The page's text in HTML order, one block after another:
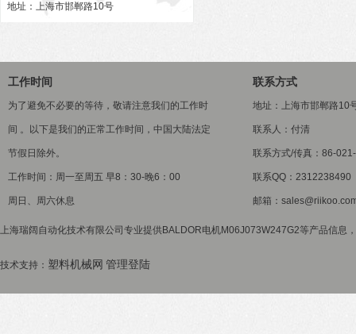
地址：上海市邯郸路10号
工作时间
为了避免不必要的等待，敬请注意我们的工作时
间 。以下是我们的正常工作时间，中国大陆法定
节假日除外。
工作时间：周一至周五 早8：30-晚6：00
周日、周六休息
联系方式
地址：上海市邯郸路10
联系人：付清
联系方式/传真：86-
联系QQ：2312238490
邮箱：
上海瑞阔自动化技术有限公司专业提供BALDOR电机M06J073W247G2等产品信息
技术支持： 塑料机械网 管理登陆